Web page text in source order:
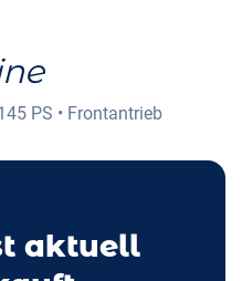
PS • Frontantrieb
aktuell